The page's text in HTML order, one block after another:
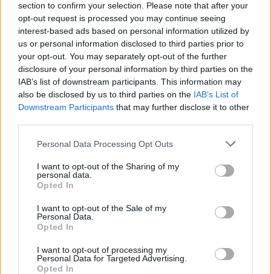
section to confirm your selection. Please note that after your
opt-out request is processed you may continue seeing
interest-based ads based on personal information utilized by
us or personal information disclosed to third parties prior to
your opt-out. You may separately opt-out of the further
disclosure of your personal information by third parties on the
IAB’s list of downstream participants. This information may
also be disclosed by us to third parties on the IAB’s List of
Downstream Participants that may further disclose it to other
Personal Data Processing Opt Outs
I want to opt-out of the Sharing of my
personal data.
Opted In
I want to opt-out of the Sale of my
Personal Data.
Opted In
I want to opt-out of processing my
Personal Data for Targeted Advertising.
Opted In
1
2
3 4 5 6 7
8
9
10 11 12 13 14
15
16
17 18 19 20 21
22
23
24 25 26 27 28
29
30
Octubre
Lu Ma
2 3
6
7
8
15 16 17
21
22 23 24 25
27